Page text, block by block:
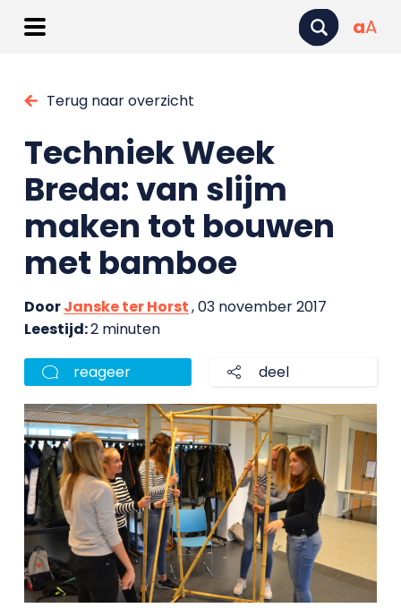
aA
Terug naar overzicht
Techniek Week
Breda: van slijm
maken tot bouwen
met bamboe
DoorJanske ter Horst, 03 november 2017
Leestijd:2 minuten
reageer deel